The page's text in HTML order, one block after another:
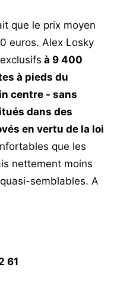
que le prix moyen
euros. Alex Losky
à 9 400
à pieds du
centre - sans
dans des
en vertu de la loi
que les
nettement moins
semblables. A
61